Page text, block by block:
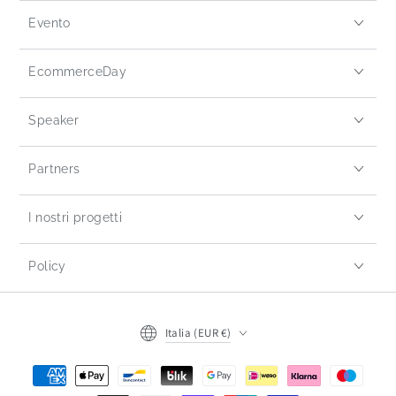
Evento
EcommerceDay
Speaker
Partners
I nostri progetti
Policy
Italia (EUR €)